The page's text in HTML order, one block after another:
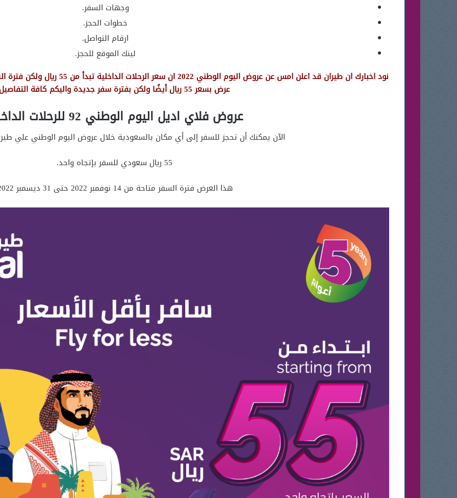
وجهات السفر.
خطوات الحجز.
ارقام التواصل.
لينك الموقع للحجز.
نود اخبارك ان طيران قد اعلن امس عن عروض
عرض بسعر 55 ريال أيضًا ولكن بفترة سفر جديدة واليكم كافة التفاصيل
عروض فلاي اديل اليوم الوطني 92 للرحلات الداخلية
الآن يمكنك أن تحجز للسفر إلى أي مكان بالسعودية خلال عروض اليوم الوطني علي
55 ريال سعودي للسفر بإتجاه واحد.
هذا العرض فترة السفر متاحة من 14 نوفمبر 2022 حتى 31 ديسمبر 2022.